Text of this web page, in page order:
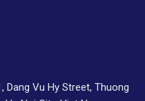
Dang Vu Hy Street, Thuong